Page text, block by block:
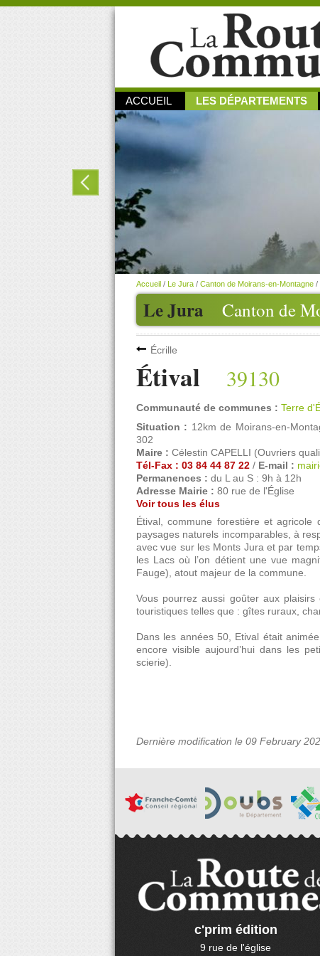
ACCUEIL LES DÉPARTEMENTS
Le Jura Canton de
Accueil / Le Jura / Canton de Moirans-en-Montagne /
Écrille
Étival 39130
Communauté de communes : Terre
Situation : 12km de Moirans-en-
302
Maire : Célestin CAPELLI (Ouvriers
Tél-Fax : 03 84 44 87 22 / E-mail :
Permanences : du L au S : 9h à 12h
Adresse Mairie : 80 rue de l'Église
Voir tous les élus
Étival, commune forestière et
paysages naturels incomparables, à
avec vue sur les Monts Jura et par
les Lacs où l’on détient une vue
Fauge), atout majeur de la commune.
Vous pourrez aussi goûter aux
touristiques telles que : gîtes ruraux,
Dans les années 50, Etival était
encore visible aujourd’hui dans les
scierie).
Dernière modification le 09 February
c'prim édition
9 rue de l'église